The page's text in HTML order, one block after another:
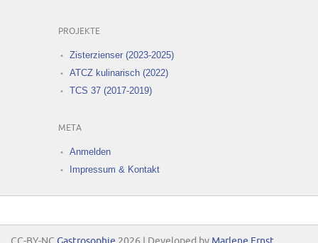
PROJEKTE
Zisterzienser (2023-2025)
ATCZ kulinarisch (2022)
TCS 37 (2017-2019)
META
Anmelden
Impressum & Kontakt